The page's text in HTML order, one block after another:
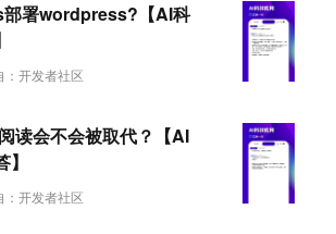
：开发者社区
署wordpress?【AI科
：开发者社区
读会不会被取代？【AI